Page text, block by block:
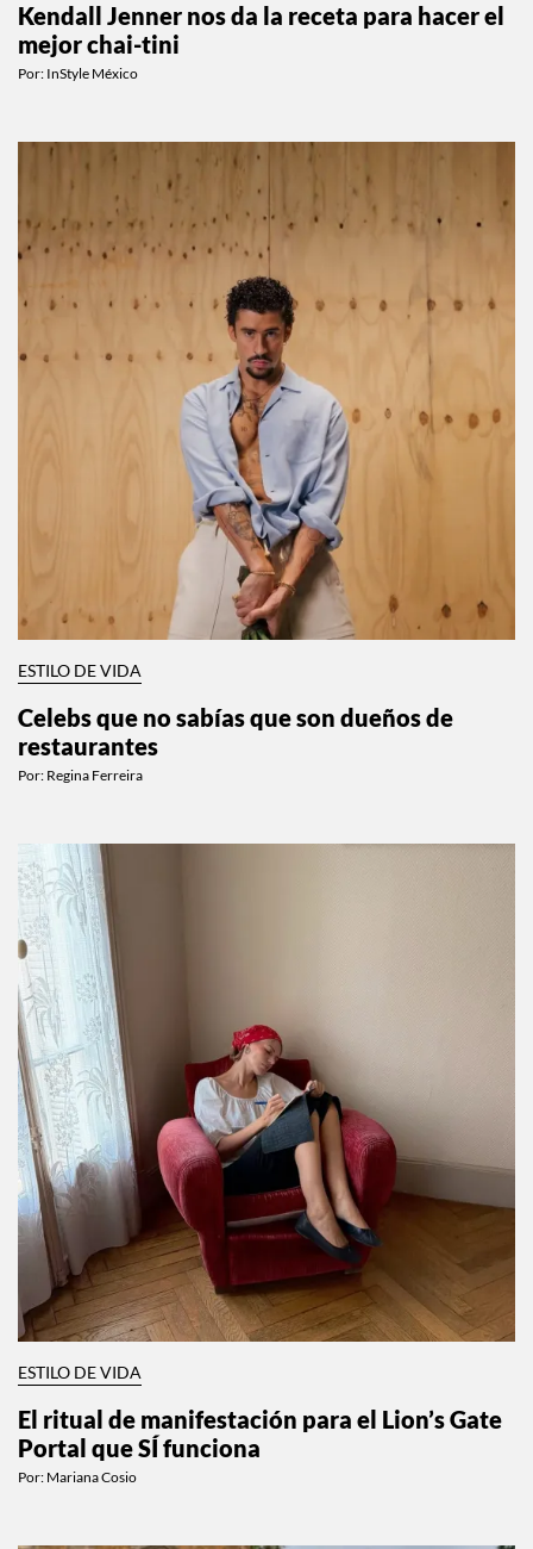
Kendall Jenner nos da la receta para hacer el
mejor chai-tini
Por: InStyle México
ESTILO DE VIDA
Celebs que no sabías que son dueños de
restaurantes
Por: Regina Ferreira
ESTILO DE VIDA
El ritual de manifestación para el Lion’s Gate
Portal que SÍ funciona
Por: Mariana Cosio